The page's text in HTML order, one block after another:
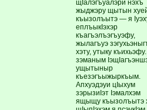
щIалэгъуалэри нэхъ
жыджэру щытын
къызолъытэ — я
еплъыкIэхэр
къагъэлъэгъуэфу,
жылагъуэ
хэту, утыку
зэманым
ущытыныр
къезэгъыжыркъым.
Апхуэдэуи цIыхум
зэрызиIэт Iэмалхэм
ящыщу къызолъытэ